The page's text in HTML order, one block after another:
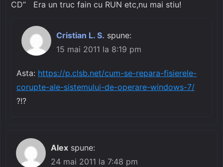
CD” Era un truc fain cu RUN etc,nu mai stiu!
Cristian L. S. spune:
15 mai 2011 la 8:19 pm
Asta: https://p.clsb.net/cum-se-repara-fisierele-
corupte-ale-sistemului-de-operare-windows-7/
?!?
Alex spune:
24 mai 2011 la 7:48 pm